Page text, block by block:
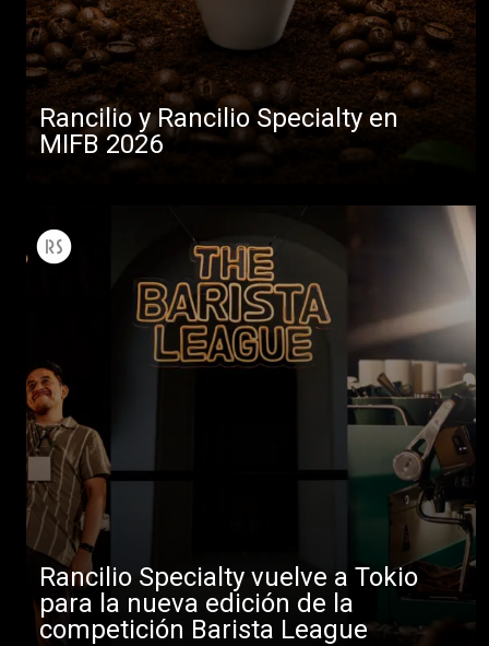
Rancilio y Rancilio Specialty en
MIFB 2026
Rancilio Specialty vuelve a Tokio
para la nueva edición de la
competición Barista League